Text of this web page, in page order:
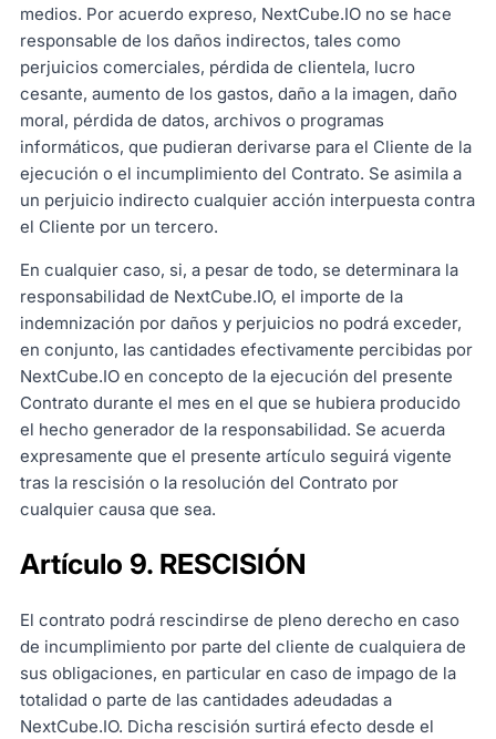
medios. Por acuerdo expreso, NextCube.IO no se hace
responsable de los daños indirectos, tales como
perjuicios comerciales, pérdida de clientela, lucro
cesante, aumento de los gastos, daño a la imagen, daño
moral, pérdida de datos, archivos o programas
informáticos, que pudieran derivarse para el Cliente de la
ejecución o el incumplimiento del Contrato. Se asimila a
un perjuicio indirecto cualquier acción interpuesta contra
el Cliente por un tercero.
En cualquier caso, si, a pesar de todo, se determinara la
responsabilidad de NextCube.IO, el importe de la
indemnización por daños y perjuicios no podrá exceder,
en conjunto, las cantidades efectivamente percibidas por
NextCube.IO en concepto de la ejecución del presente
Contrato durante el mes en el que se hubiera producido
el hecho generador de la responsabilidad. Se acuerda
expresamente que el presente artículo seguirá vigente
tras la rescisión o la resolución del Contrato por
cualquier causa que sea.
Artículo 9. RESCISIÓN
El contrato podrá rescindirse de pleno derecho en caso
de incumplimiento por parte del cliente de cualquiera de
sus obligaciones, en particular en caso de impago de la
totalidad o parte de las cantidades adeudadas a
NextCube.IO. Dicha rescisión surtirá efecto desde el